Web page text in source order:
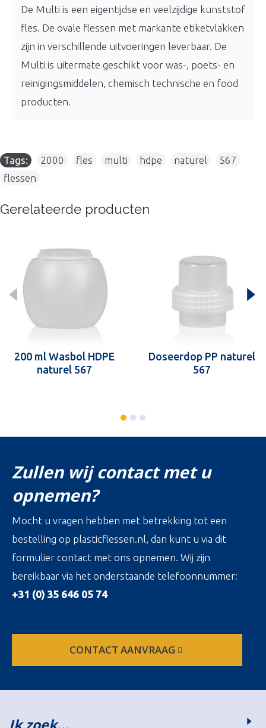
De Multi is een eigentijdse en veelzijdige kunststof
fles. De ovale flessen met markante etiketvlakken
zijn in verschillende uitvoeringen leverbaar. De
Multi is uitermate geschikt voor was-, poets- en
reinigingsmiddelen, chemisch technische en food
producten.
Tags: 2000 fles multi hdpe naturel 567
flessen
Gerelateerde producten
200 ml Wasbol HDPE
naturel 567
Doseerdop PP naturel
567
Zullen wij contact met u
opnemen?
Mocht u vragen hebben met betrekking tot een
bestelling op plasticflessen.nl, dan kunt u via dit
formulier contact met ons opnemen. Wij zijn
bereikbaar via het onderstaande telefoonnummer:
+31 (0) 35 646 05 74
CONTACT AANVRAAG
Ik zoek…